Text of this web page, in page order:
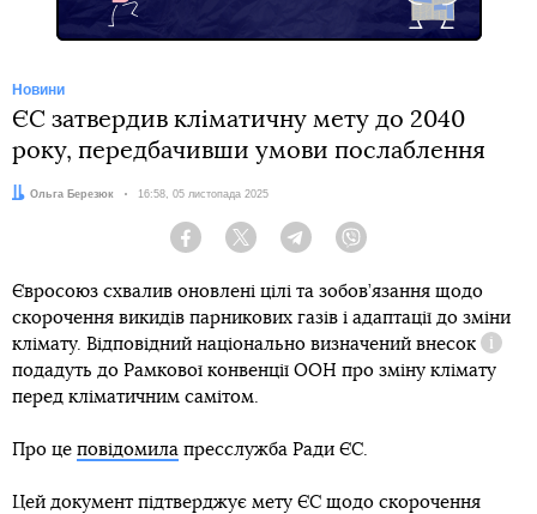
Новини
ЄС затвердив кліматичну мету до 2040
року, передбачивши умови послаблення
Автор:
Ольга Березюк Дата:
16:58, 05 листопада 2025
Facebook Twitter Telegram
Євросоюз схвалив оновлені цілі та зобов’язання щодо
скорочення викидів парникових газів і адаптації до зміни
клімату. Відповідний національно визначений внесок
Національно визначений внесок (НВВ)
подадуть до Рамкової конвенції ООН про зміну клімату
перед кліматичним самітом.
Про це повідомила пресслужба Ради ЄС.
Цей документ підтверджує мету ЄС щодо скорочення
Іноземні вуглецеві кредити